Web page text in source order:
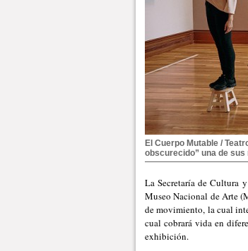
El Cuerpo Mutable /
obscurecido” una de
La Secretaría de Cultura
Museo Nacional de Arte
de movimiento, la cual
cual cobrará vida en
exhibición.